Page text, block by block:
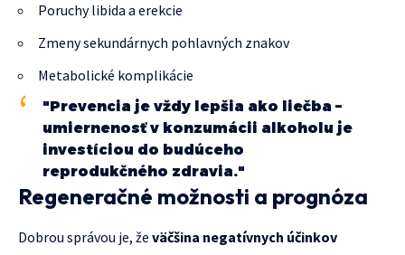
Poruchy libida a erekcie
Zmeny sekundárnych pohlavných znakov
Metabolické komplikácie
"Prevencia je vždy lepšia ako liečba –
umiernenosť v konzumácii alkoholu je
investíciou do budúceho
reprodukčného zdravia."
Regeneračné možnosti a prognóza
Dobrou správou je, že väčšina negatívnych účinkov